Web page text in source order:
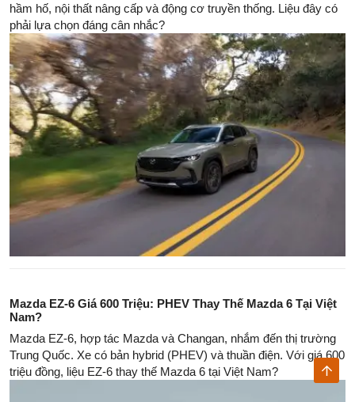
hầm hố, nội thất nâng cấp và động cơ truyền thống. Liệu đây có
phải lựa chọn đáng cân nhắc?
Mazda EZ-6 Giá 600 Triệu: PHEV Thay Thế Mazda 6 Tại Việt
Nam?
Mazda EZ-6, hợp tác Mazda và Changan, nhắm đến thị trường
Trung Quốc. Xe có bản hybrid (PHEV) và thuần điện. Với giá 600
triệu đồng, liệu EZ-6 thay thế Mazda 6 tại Việt Nam?